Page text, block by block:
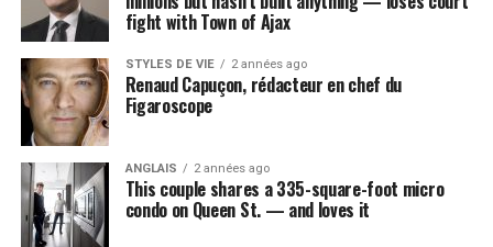
fight with Town of Ajax
STYLES DE VIE 2 années ago
Renaud Capuçon, rédacteur en chef du
Figaroscope
ANGLAIS 2 années ago
This couple shares a 335-square-foot micro
condo on Queen St. — and loves it